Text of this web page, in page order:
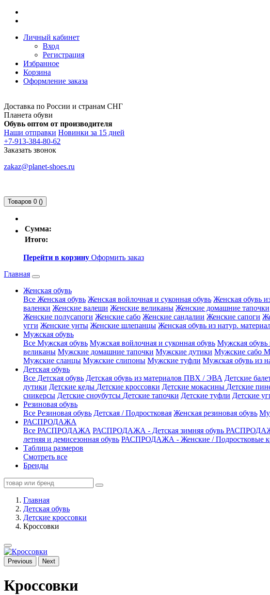
Личный кабинет
Вход
Регистрация
Избранное
Корзина
Оформление заказа
Доставка по России и странам СНГ
Планета обуви
Обувь оптом от производителя
Наши отправки Новинки за 15 дней
+7-913-384-80-62
Заказать звонок
zakaz@planet-shoes.ru
Товаров 0 ()
Сумма:
Итого:
Перейти в корзину Оформить заказ
Главная
Женская обувь
Все Женская обувь Женская войлочная и суконная обувь Женская обувь
валенки Женские валеши Женские великаны Женские домашние тапочки
Женские полусапоги Женские сабо Женские сандалии Женские сапоги
угги Женские унты Женские шлепанцы Женская обувь из натур.
Мужская обувь
Все Мужская обувь Мужская войлочная и суконная обувь Мужская
великаны Мужские домашние тапочки Мужские дутики Мужские сабо
Мужские сланцы Мужские слипоны Мужские туфли Мужская обувь из
Детская обувь
Все Детская обувь Детская обувь из материалов ПВХ / ЭВА Детские
дутики Детские кеды Детские кроссовки Детские мокасины Детские
сникерсы Детские сноубутсы Детские тапочки Детские туфли Детские
Резиновая обувь
Все Резиновая обувь Детская / Подростковая Женская резиновая обувь
РАСПРОДАЖА
Все РАСПРОДАЖА РАСПРОДАЖА - Детская зимняя обувь РАСПРОДАЖА
летняя и демисезонная обувь РАСПРОДАЖА - Женские / Подростковые
Таблица размеров
Смотреть все
Бренды
Главная
Детская обувь
Детские кроссовки
Кроссовки
Previous Next
Кроссовки